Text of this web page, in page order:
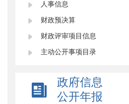
人事信息
财政预决算
财政评审项目信息
主动公开事项目录
政府信息
公开年报